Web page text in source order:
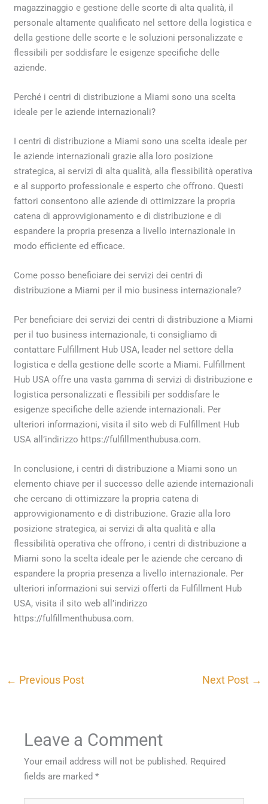
magazzinaggio e gestione delle scorte di alta qualità, il
personale altamente qualificato nel settore della logistica e
della gestione delle scorte e le soluzioni personalizzate e
flessibili per soddisfare le esigenze specifiche delle
aziende.
Perché i centri di distribuzione a Miami sono una scelta
ideale per le aziende internazionali?
I centri di distribuzione a Miami sono una scelta ideale per
le aziende internazionali grazie alla loro posizione
strategica, ai servizi di alta qualità, alla flessibilità operativa
e al supporto professionale e esperto che offrono. Questi
fattori consentono alle aziende di ottimizzare la propria
catena di approvvigionamento e di distribuzione e di
espandere la propria presenza a livello internazionale in
modo efficiente ed efficace.
Come posso beneficiare dei servizi dei centri di
distribuzione a Miami per il mio business internazionale?
Per beneficiare dei servizi dei centri di distribuzione a Miami
per il tuo business internazionale, ti consigliamo di
contattare Fulfillment Hub USA, leader nel settore della
logistica e della gestione delle scorte a Miami. Fulfillment
Hub USA offre una vasta gamma di servizi di distribuzione e
logistica personalizzati e flessibili per soddisfare le
esigenze specifiche delle aziende internazionali. Per
ulteriori informazioni, visita il sito web di Fulfillment Hub
USA all’indirizzo https://fulfillmenthubusa.com.
In conclusione, i centri di distribuzione a Miami sono un
elemento chiave per il successo delle aziende internazionali
che cercano di ottimizzare la propria catena di
approvvigionamento e di distribuzione. Grazie alla loro
posizione strategica, ai servizi di alta qualità e alla
flessibilità operativa che offrono, i centri di distribuzione a
Miami sono la scelta ideale per le aziende che cercano di
espandere la propria presenza a livello internazionale. Per
ulteriori informazioni sui servizi offerti da Fulfillment Hub
USA, visita il sito web all’indirizzo
https://fulfillmenthubusa.com.
← Previous Post Next Post →
Leave a Comment
Your email address will not be published. Required
fields are marked*